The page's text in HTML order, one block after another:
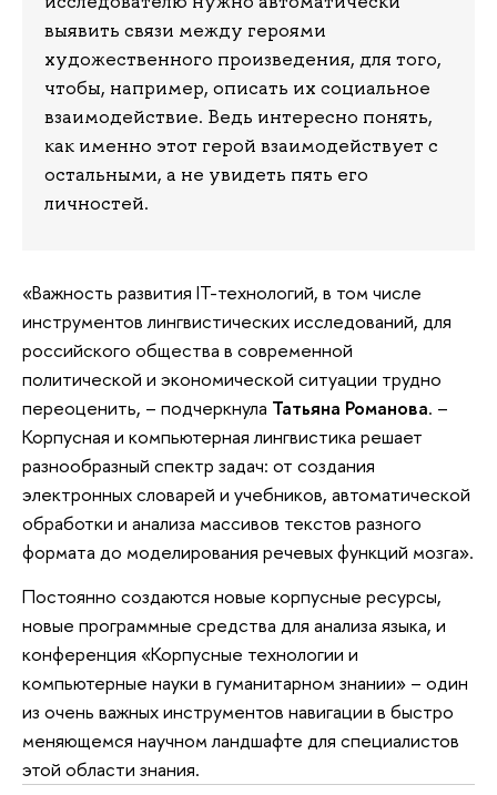
выявить связи между героями
художественного произведения, для того,
чтобы, например, описать их социальное
взаимодействие. Ведь интересно понять,
как именно этот герой взаимодействует с
остальными, а не увидеть пять его
личностей.
«Важность развития IT-технологий, в том числе
инструментов лингвистических исследований, для
российского общества в современной
политической и экономической ситуации трудно
переоценить, – подчеркнула Татьяна Романова. –
Корпусная и компьютерная лингвистика решает
разнообразный спектр задач: от создания
электронных словарей и учебников, автоматической
обработки и анализа массивов текстов разного
формата до моделирования речевых функций мозга».
Постоянно создаются новые корпусные ресурсы,
новые программные средства для анализа языка, и
конференция «Корпусные технологии и
компьютерные науки в гуманитарном знании» – один
из очень важных инструментов навигации в быстро
меняющемся научном ландшафте для специалистов
этой области знания.